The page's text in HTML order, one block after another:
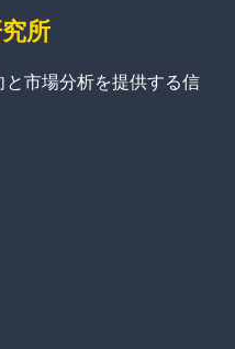
所
市場分析を提供する信